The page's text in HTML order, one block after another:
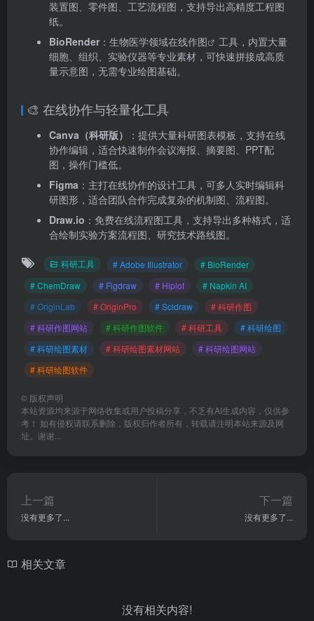
装置图、零件图、工艺流程图，支持导出高精度工程图
纸。
BioRender：生物医学领域在线作图
工具，内置大量
细胞、组织、实验仪器等专业素材，可快速拼接成高质
量示意图，无需专业绘图基础。
🎨 在线协作与轻量化工具
Canva（科研版）
：提供大量科研图表模板，支持在线
协作编辑，适合快速制作会议海报、摘要图、PPT配
图，操作门槛低。
Figma ：主打在线协作的设计工具，可多人实时编辑科
研图形，适合团队合作完成复杂的机制图、流程图。
Draw.io ：免费在线流程图工具，支持导出多种格式，适
合绘制实验方案流程图、研究技术路线图。
科研工具 # Adobe Illustrator
# BioRender
# ChemDraw
# Figdraw # Hiplot
# Napkin AI
# OriginLab
# OriginPro # Scidraw
# 科研作图
# 科研作图网站
# 科研作图软件 # 科研工具
# 科研绘图
# 科研绘图素材
# 科研绘图素材网站
# 科研绘图网站
# 科研绘图软件
© 版权声明
本站资源均来源于网络收集或用户投稿分享，不乏有AI生成内容，仅供参
考！ 如有侵权请联系删除，版权归作者所有，转载请注明本站来源及网
址。谢谢...
上一篇
没有更多了...
下一篇
没有更多了...
相关文章
没有相关内容!